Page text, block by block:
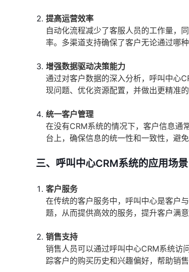
提高运营效率
自动化流程减少了客服人员的工作量，
率。多渠道支持确保了客户无论通过哪
增强数据驱动决策能力
通过对客户数据的深入分析，呼叫中心
现问题、优化资源配置，并做出更精准的
统一客户管理
在没有CRM系统的情况下，客户信息通
台上，确保信息的统一性和一致性，避
三、呼叫中心CRM系统的应用场景
客户服务
在传统的客户服务中，呼叫中心是客户
题，从而提供高效的服务，提升客户满意
销售支持
销售人员可以通过呼叫中心CRM系统访
踪客户的购买历史和兴趣偏好，帮助销